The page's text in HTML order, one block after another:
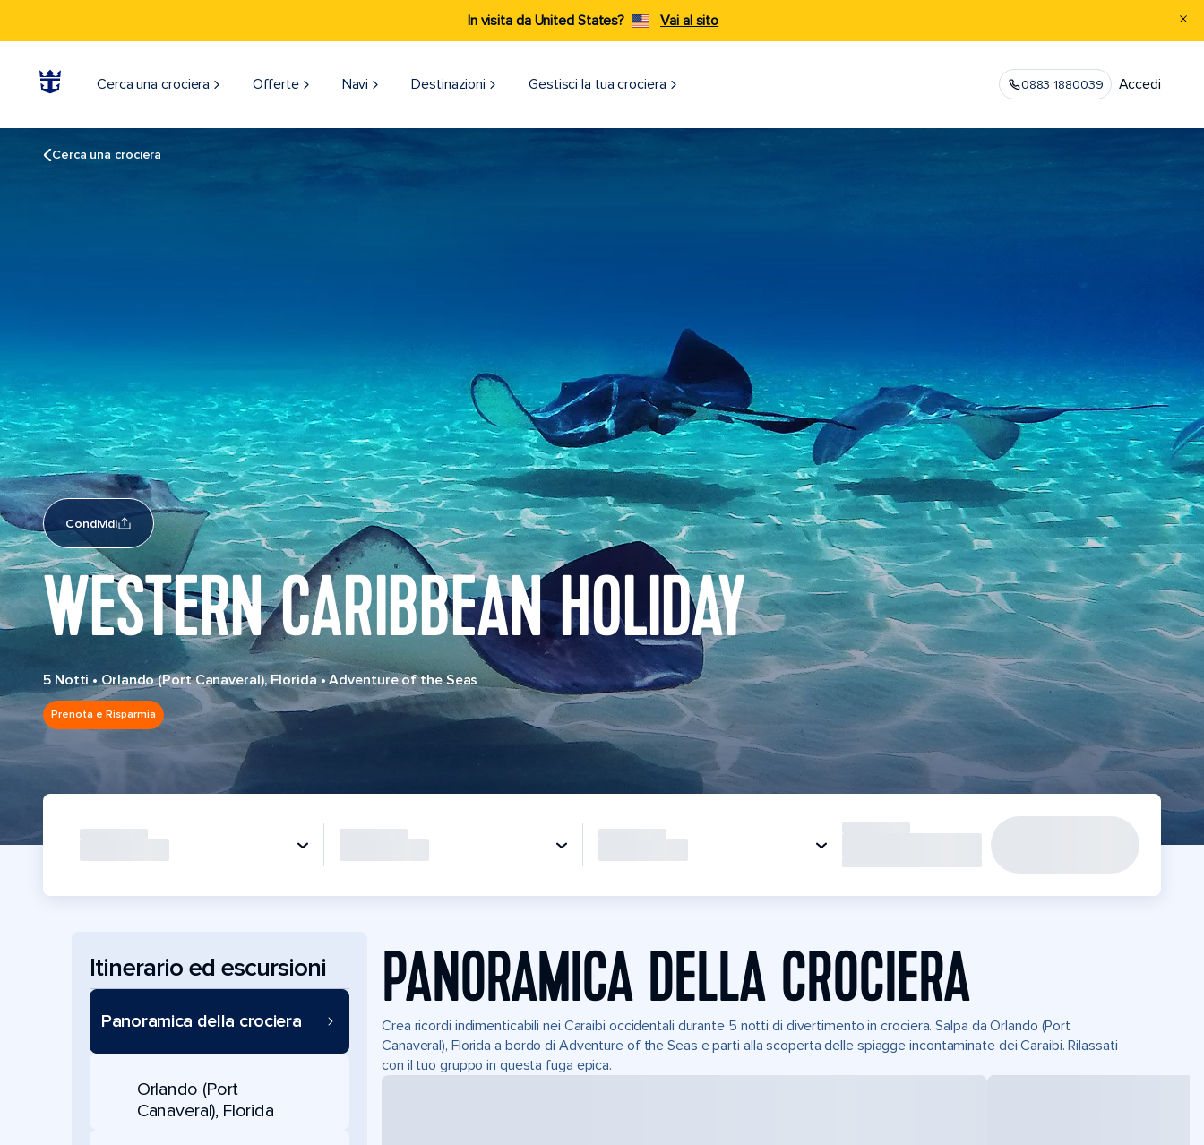
In visita da United States? Vai al sito
Cerca una crociera Offerte Navi Destinazioni​ Gestisci la tua crociera 0883 1880039 Accedi
Cerca una crociera
Condividi
WESTERN CARIBBEAN HOLIDAY
5 Notti•Orlando (Port Canaveral), Florida•Adventure of the Seas
Prenota e Risparmia
Itinerario ed escursioni
Panoramica della crociera
Orlando (Port
Canaveral), Florida
PANORAMICA DELLA CROCIERA
Crea ricordi indimenticabili nei Caraibi occidentali durante 5 notti di divertimento in crociera. Salpa da Orlando (Port
Canaveral), Florida a bordo di Adventure of the Seas e parti alla scoperta delle spiagge incontaminate dei Caraibi. Rilassati
con il tuo gruppo in questa fuga epica.